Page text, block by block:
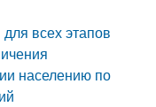
всех этапов
населению по